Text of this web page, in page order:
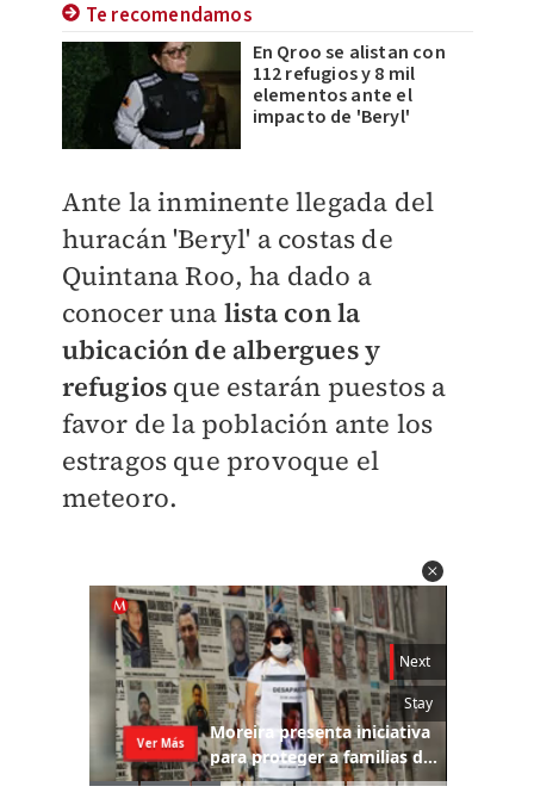
Te recomendamos
En Qroo se alistan con
112 refugios y 8 mil
elementos ante el
impacto de 'Beryl'
Ante la inminente llegada del
huracán 'Beryl' a costas de
Quintana Roo, ha dado a
conocer una lista con la
ubicación de albergues y
refugios que estarán puestos a
favor de la población ante los
estragos que provoque el
meteoro.